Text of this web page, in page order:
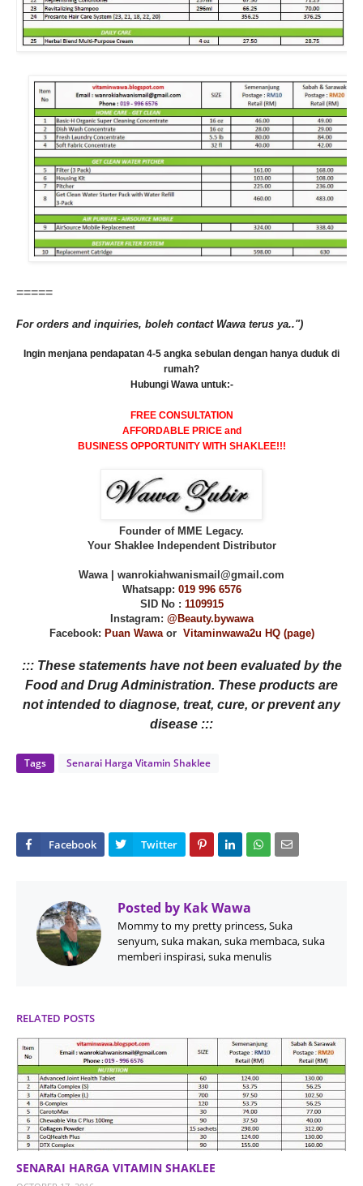
=====
For orders and inquiries, boleh contact Wawa terus ya..")
Ingin menjana pendapatan 4-5 angka sebulan dengan hanya duduk di
rumah?
Hubungi Wawa untuk:-
FREE CONSULTATION
AFFORDABLE PRICE and
BUSINESS OPPORTUNITY WITH SHAKLEE!!!
Founder of MME Legacy.
Your Shaklee Independent Distributor
Wawa | wanrokiahwanismail@gmail.com
Whatsapp: 019 996 6576
SID No : 1109915
Instagram: @Beauty.bywawa
Facebook: Puan Wawaor Vitaminwawa2u HQ (page)
::: These statements have not been evaluated by the
Food and Drug Administration. These products are
not intended to diagnose, treat, cure, or prevent any
disease :::
Tags Senarai Harga Vitamin Shaklee
Posted by Kak Wawa
Mommy to my pretty princess, Suka
senyum, suka makan, suka membaca, suka
memberi inspirasi, suka menulis
RELATED POSTS
SENARAI HARGA VITAMIN SHAKLEE